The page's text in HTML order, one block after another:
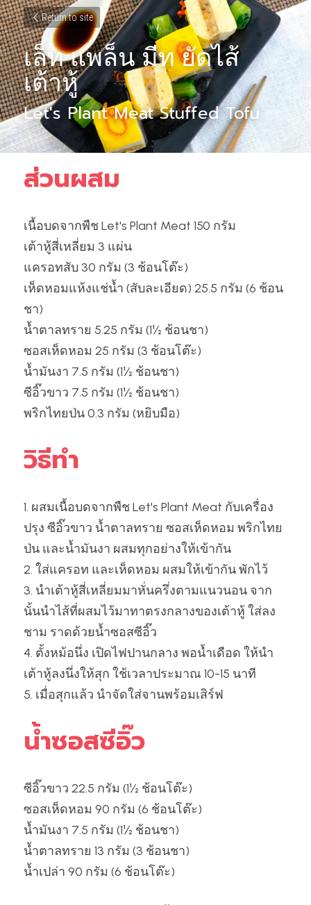
Return to site
เล็ท แพล็น มีท ยัดไส้
เต้าหู้
Let's Plant Meat Stuffed Tofu
ส่วนผสม
เนื้อบดจากพืช Let's Plant Meat 150 กรัม
เต้าหู้สี่เหลี่ยม 3 แผ่น
แครอทสับ 30 กรัม (3 ช้อนโต๊ะ)
เห็ดหอมแห้งแช่น้ำ (สับละเอียด) 25.5 กรัม (6 ช้อน
ชา)
น้ำตาลทราย 5.25 กรัม (1½ ช้อนชา)
ซอสเห็ดหอม 25 กรัม (3 ช้อนโต๊ะ)
น้ำมันงา 7.5 กรัม (1½ ช้อนชา)
ซีอิ๊วขาว 7.5 กรัม (1½ ช้อนชา)
พริกไทยป่น 0.3 กรัม (หยิบมือ)
วิธีทำ
1. ผสมเนื้อบดจากพืช Let's Plant Meat กับเครื่อง
ปรุง ซีอิ๊วขาว น้ำตาลทราย ซอสเห็ดหอม พริกไทย
ป่น และน้ำมันงา ผสมทุกอย่างให้เข้ากัน
2. ใส่แครอท และเห็ดหอม ผสมให้เข้ากัน พักไว้
3. นำเต้าหู้สี่เหลี่ยมมาหั่นครึ่งตามแนวนอน จาก
นั้นนำไส้ที่ผสมไว้มาทาตรงกลางของเต้าหู้ ใส่ลง
ชาม ราดด้วยน้ำซอสซีอิ๊ว
4. ตั้งหม้อนึ่ง เปิดไฟปานกลาง พอน้ำเดือด ให้นำ
เต้าหู้ลงนึ่งให้สุก ใช้เวลาประมาณ 10-15 นาที
5. เมื่อสุกแล้ว นำจัดใส่จานพร้อมเสิร์ฟ
น้ำซอสซีอิ๊ว
ซีอิ๊วขาว 22.5 กรัม (1½ ช้อนโต๊ะ)
ซอสเห็ดหอม 90 กรัม (6 ช้อนโต๊ะ)
น้ำมันงา 7.5 กรัม (1½ ช้อนชา)
น้ำตาลทราย 13 กรัม (3 ช้อนชา)
น้ำเปล่า 90 กรัม (6 ช้อนโต๊ะ)